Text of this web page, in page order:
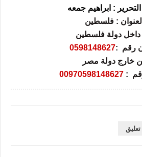
: ابراهيم جمعه
العنوان : فلسطين
دولة فلسطين
رقم :0598148627
خارج دولة مصر
:
00970598148627